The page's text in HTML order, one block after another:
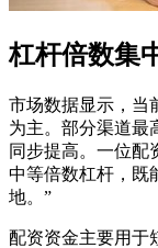
杠杆倍数集
市场数据显示，当
为主。部分渠道最
同步提高。一位配
中等倍数杠杆，既
地。”
配资资金主要用于